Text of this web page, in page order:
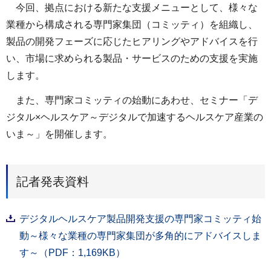
今回、拠点における新たな支援メニューとして、様々な
業種から構成される専門家集団（コミッティ）を組織し、
製品の開発フェーズに応じたヒアリングやアドバイスを行
い、市場に求められる製品・サービスのための支援を実施
します。
また、専門家コミッティの始動にあわせ、セミナー「デ
ジタル×ヘルスケア～デジタルで加速するヘルスケア産業の
いま～」を開催します。
記者発表資料
デジタルヘルスケア製品開発支援の専門家コミッティ始
動～様々な業種の専門家集団が多角的にアドバイスしま
す～（PDF：1,169KB）